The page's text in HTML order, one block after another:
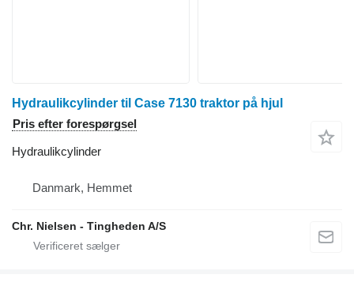
Hydraulikcylinder til Case 7130 traktor på hjul
Pris efter forespørgsel
Hydraulikcylinder
Danmark, Hemmet
Chr. Nielsen - Tingheden A/S